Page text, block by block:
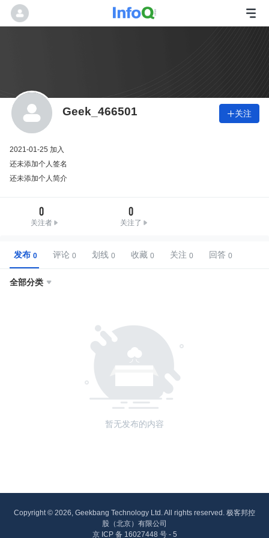
Geek_466501 关注
2021-01-25 加入
还未添加个人签名
还未添加个人简介
0
关注者
0
关注了
发布 评论 划线 收藏 关注 回答
全部分类 
暂无发布的内容
Copyright © 2026, Geekbang Technology Ltd. All rights reserved. 极客邦控
股（北京）有限公司
京 ICP 备 16027448 号 - 5